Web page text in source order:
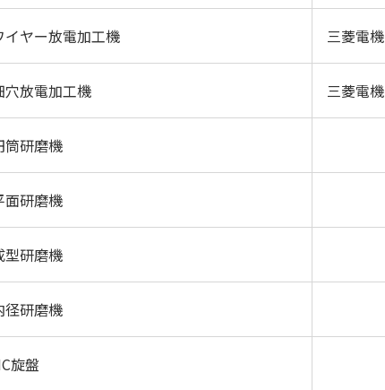
イヤー放電加工機 三菱電機
穴放電加工機 三菱電機
筒研磨機
面研磨機
型研磨機
径研磨機
旋盤